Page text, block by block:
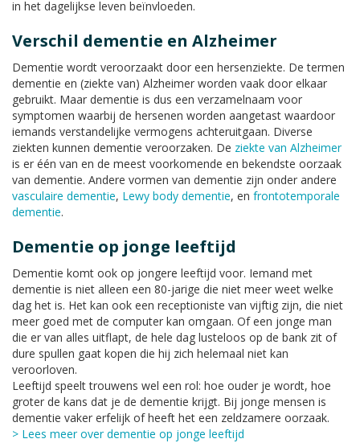
in het dagelijkse leven beïnvloeden.
Verschil dementie en Alzheimer
Dementie wordt veroorzaakt door een hersenziekte. De termen
dementie en (ziekte van) Alzheimer worden vaak door elkaar
gebruikt. Maar dementie is dus een verzamelnaam voor
symptomen waarbij de hersenen worden aangetast waardoor
iemands verstandelijke vermogens achteruitgaan. Diverse
ziekten kunnen dementie veroorzaken. De ziekte van Alzheimer
is er één van en de meest voorkomende en bekendste oorzaak
van dementie. Andere vormen van dementie zijn onder andere
vasculaire dementie, Lewy body dementie, en frontotemporale
dementie.
Dementie op jonge leeftijd
Dementie komt ook op jongere leeftijd voor. Iemand met
dementie is niet alleen een 80-jarige die niet meer weet welke
dag het is. Het kan ook een receptioniste van vijftig zijn, die niet
meer goed met de computer kan omgaan. Of een jonge man
die er van alles uitflapt, de hele dag lusteloos op de bank zit of
dure spullen gaat kopen die hij zich helemaal niet kan
veroorloven.
Leeftijd speelt trouwens wel een rol: hoe ouder je wordt, hoe
groter de kans dat je de dementie krijgt. Bij jonge mensen is
dementie vaker erfelijk of heeft het een zeldzamere oorzaak.
> Lees meer over dementie op jonge leeftijd